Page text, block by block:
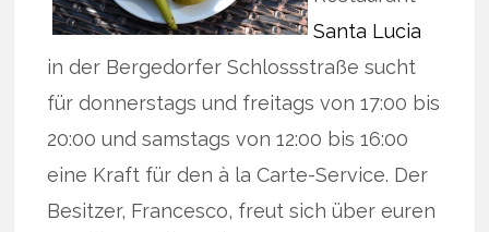
Santa Lucia
in der Bergedorfer Schlossstraße sucht
für donnerstags und freitags von 17:00 bis
20:00 und samstags von 12:00 bis 16:00
eine Kraft für den à la Carte-Service. Der
Besitzer, Francesco, freut sich über euren